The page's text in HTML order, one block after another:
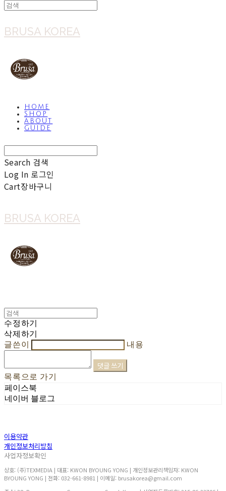
BRUSA KOREA
HOME
SHOP
ABOUT
GUIDE
Search 검색
Log In 로그인
Cart장바구니
BRUSA KOREA
수정하기
삭제하기
글쓴이
내용
댓글 쓰기
목록으로 가기
페이스북
네이버 블로그
이용약관
개인정보처리방침
사업자정보확인
상호: (주)TEXMEDIA | 대표: KWON BYOUNG YONG | 개인정보관리책임자: KWON
BYOUNG YONG | 전화: 032-661-8981 | 이메일: brusakorea@gmail.com